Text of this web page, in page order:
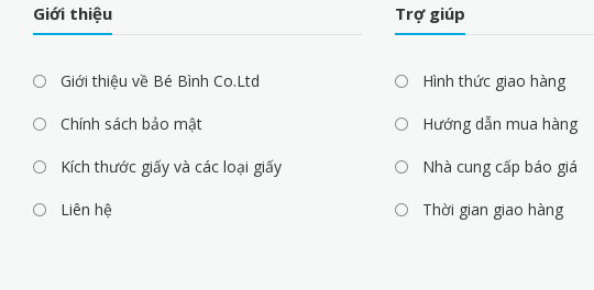
Giới thiệu
Giới thiệu về Bé Bình Co.Ltd
Chính sách bảo mật
Kích thước giấy và các loại giấy
Liên hệ
Trợ giúp
Hình thức giao hàng
Hướng dẫn mua hàng
Nhà cung cấp báo giá
Thời gian giao hàng